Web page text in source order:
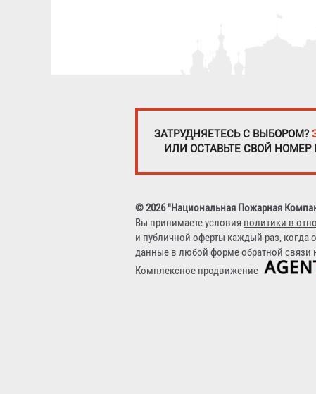
ЗАТРУДНЯЕТЕСЬ С ВЫБОРОМ?
ИЛИ ОСТАВЬТЕ СВОЙ
© 2026 "Национальная Пожарная
Вы принимаете условия политики в
и публичной оферты каждый раз, когда
данные в любой форме обратной связи
Комплексное продвижение